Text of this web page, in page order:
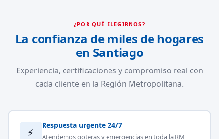
¿POR QUÉ ELEGIRNOS?
La confianza de miles de hogares
en Santiago
Experiencia, certificaciones y compromiso real con
cada cliente en la Región Metropolitana.
⚡
Respuesta urgente 24/7
Atendemos goteras y emergencias en toda la RM,